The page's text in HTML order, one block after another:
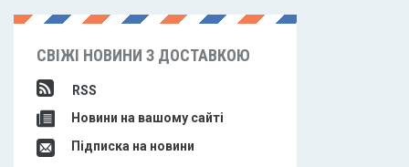
СВІЖІ НОВИНИ З ДОСТАВКОЮ
RSS
Новини на вашому сайті
Підписка на новини